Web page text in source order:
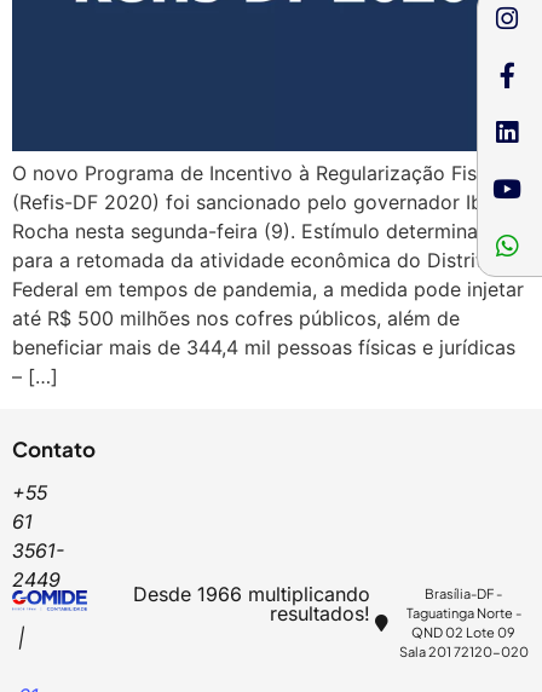
O novo Programa de Incentivo à Regularização Fiscal
(Refis-DF 2020) foi sancionado pelo governador Ibaneis
Rocha nesta segunda-feira (9). Estímulo determinante
para a retomada da atividade econômica do Distrito
Federal em tempos de pandemia, a medida pode injetar
até R$ 500 milhões nos cofres públicos, além de
beneficiar mais de 344,4 mil pessoas físicas e jurídicas
– […]
Desde 1966 multiplicando
resultados!
Brasília-DF -
Taguatinga Norte -
QND 02 Lote 09
Sala 201 72120-020
Contato
+55
61
3561-
2449
|